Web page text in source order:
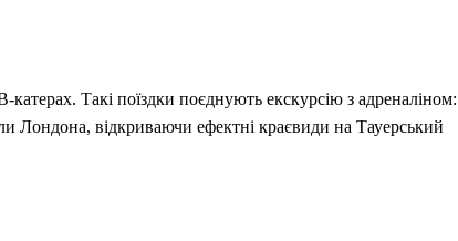
Такі поїздки поєднують екскурсію з адреналіном:
Лондона, відкриваючи ефектні краєвиди на Тауерський